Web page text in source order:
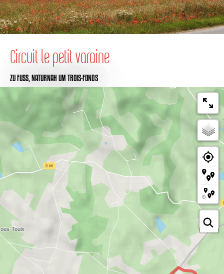
Circuit le petit varaine
ZU FUSS,NATURNAH UM TROIS-FONDS